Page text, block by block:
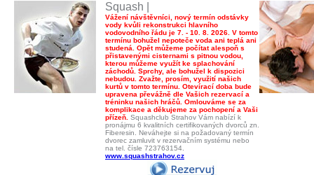
Squash |
Vážení návštěvníci, nový termín odstávky
vody kvůli rekonstrukci hlavního
vodovodního řádu je 7. - 10. 8. 2026. V tomto
termínu bohužel nepoteče voda ani teplá ani
studená. Opět můžeme počítat alespoň s
přistavenými cisternami s pitnou vodou,
kterou můžeme využít ke splachování
záchodů. Sprchy, ale bohužel k dispozici
nebudou. Zvažte, prosím, využití našich
kurtů v tomto termínu. Otevírací doba bude
upravena převážně dle Vašich rezervací a
tréninku našich hráčů. Omlouváme se za
komplikace a děkujeme za pochopení a Vaši
přízeň. Squashclub Strahov Vám nabízí k
pronájmu 6 kvalitních certifikovaných dvorců zn.
Fiberesin. Neváhejte si na požadovaný termín
dvorec zamluvit v rezervačním systému nebo
na tel. čísle 723763154.
www.squashstrahov.cz